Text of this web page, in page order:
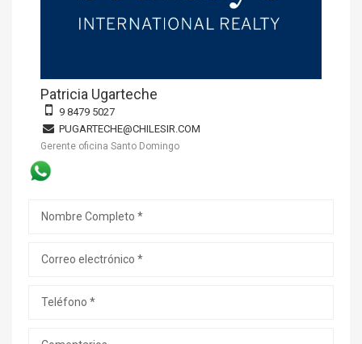
Patricia Ugarteche
9 8479 5027
PUGARTECHE@CHILESIR.COM
Gerente oficina Santo Domingo